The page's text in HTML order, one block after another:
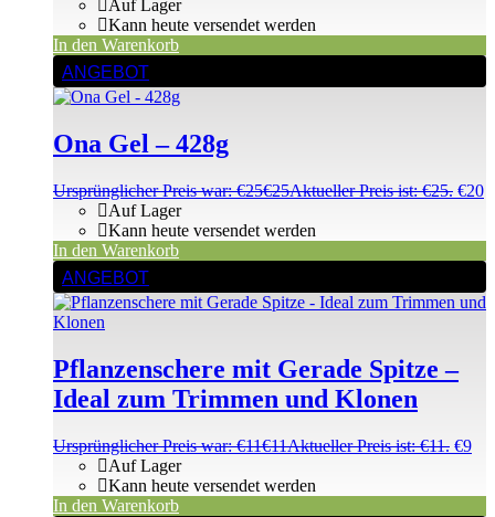
Auf Lager
Kann heute versendet werden
In den Warenkorb
ANGEBOT
Ona Gel – 428g
Ursprünglicher Preis war: €25€25Aktueller Preis ist: €25. €20
Auf Lager
Kann heute versendet werden
In den Warenkorb
ANGEBOT
Pflanzenschere mit Gerade Spitze –
Ideal zum Trimmen und Klonen
Ursprünglicher Preis war: €11€11Aktueller Preis ist: €11. €9
Auf Lager
Kann heute versendet werden
In den Warenkorb